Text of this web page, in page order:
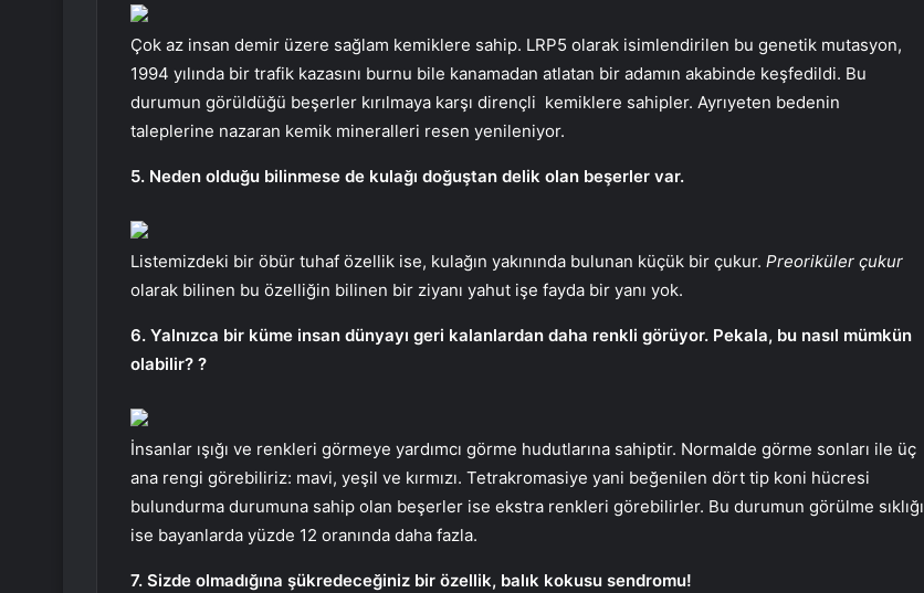
Çok az insan demir üzere sağlam kemiklere sahip. LRP5 olarak isimlendirilen bu genetik mutasyon,
1994 yılında bir trafik kazasını burnu bile kanamadan atlatan bir adamın akabinde keşfedildi. Bu
durumun görüldüğü beşerler kırılmaya karşı dirençli kemiklere sahipler. Ayrıyeten bedenin
taleplerine nazaran kemik mineralleri resen yenileniyor.
5. Neden olduğu bilinmese de kulağı doğuştan delik olan beşerler var.
Listemizdeki bir öbür tuhaf özellik ise, kulağın yakınında bulunan küçük bir çukur. Preoriküler çukur
olarak bilinen bu özelliğin bilinen bir ziyanı yahut işe fayda bir yanı yok.
6. Yalnızca bir küme insan dünyayı geri kalanlardan daha renkli görüyor. Pekala, bu nasıl mümkün
olabilir? ?
İnsanlar ışığı ve renkleri görmeye yardımcı görme hudutlarına sahiptir. Normalde görme sonları ile üç
ana rengi görebiliriz: mavi, yeşil ve kırmızı. Tetrakromasiye yani beğenilen dört tip koni hücresi
bulundurma durumuna sahip olan beşerler ise ekstra renkleri görebilirler. Bu durumun görülme sıklığı
ise bayanlarda yüzde 12 oranında daha fazla.
7. Sizde olmadığına şükredeceğiniz bir özellik, balık kokusu sendromu!